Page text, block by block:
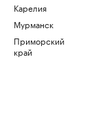
Карелия
Мурманск
Приморский
край